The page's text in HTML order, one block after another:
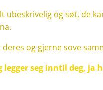
og søt, de
og gjerne sove
seg inntil deg, ja